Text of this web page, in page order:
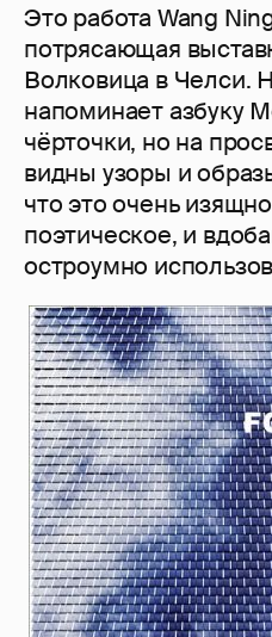
Это работа Wang
потрясающая
Волковица в Челси.
напоминает азбуку
чёрточки, но на
видны узоры и
что это очень
поэтическое, и
остроумно